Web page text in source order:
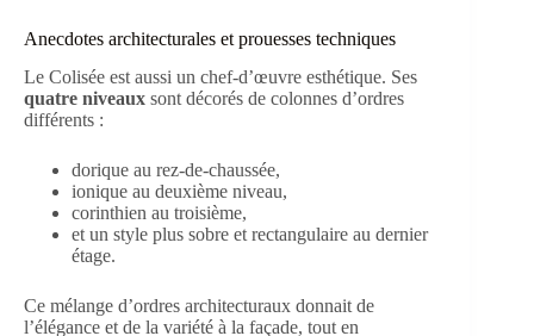
Anecdotes architecturales et prouesses techniques
Le Colisée est aussi un chef-d’œuvre esthétique. Ses
quatre niveaux sont décorés de colonnes d’ordres
différents :
dorique au rez-de-chaussée,
ionique au deuxième niveau,
corinthien au troisième,
et un style plus sobre et rectangulaire au dernier
étage.
Ce mélange d’ordres architecturaux donnait de
l’élégance et de la variété à la façade, tout en